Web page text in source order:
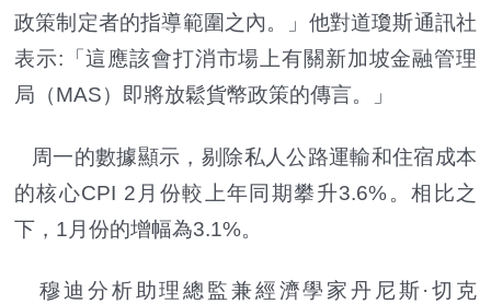
政策制定者的指導範圍之內。」他對道瓊斯通訊社
表示:「這應該會打消市場上有關新加坡金融管理
局（MAS）即將放鬆貨幣政策的傳言。」
周一的數據顯示，剔除私人公路運輸和住宿成本
的核心CPI 2月份較上年同期攀升3.6%。相比之
下，1月份的增幅為3.1%。
穆迪分析助理總監兼經濟學家丹尼斯·切克